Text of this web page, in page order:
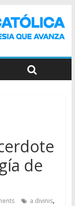
de
a divinis,